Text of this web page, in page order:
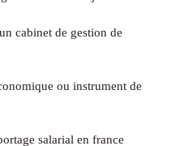
cabinet de gestion de
ou instrument de
salarial en france